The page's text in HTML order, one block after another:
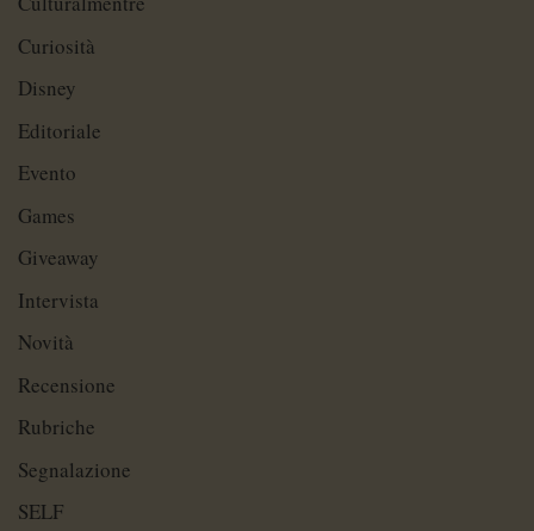
Curiosità
Disney
Editoriale
Evento
Games
Giveaway
Intervista
Novità
Recensione
Rubriche
Segnalazione
SELF